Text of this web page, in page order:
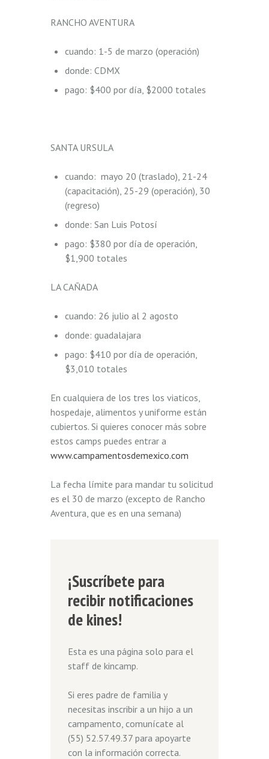
RANCHO AVENTURA
cuando: 1-5 de marzo (operación)
donde: CDMX
pago: $400 por día, $2000 totales
SANTA URSULA
cuando: mayo 20 (traslado), 21-24
(capacitación), 25-29 (operación), 30
(regreso)
donde: San Luis Potosí
pago: $380 por día de operación,
$1,900 totales
LA CAÑADA
cuando: 26 julio al 2 agosto
donde: guadalajara
pago: $410 por día de operación,
$3,010 totales
En cualquiera de los tres los viaticos,
hospedaje, alimentos y uniforme están
cubiertos. Si quieres conocer más sobre
estos camps puedes entrar a
www.campamentosdemexico.com
La fecha límite para mandar tu solicitud
es el 30 de marzo (excepto de Rancho
Aventura, que es en una semana)
¡Suscríbete para
recibir notificaciones
de kines!
Esta es una página solo para el
staff de kincamp.
Si eres padre de familia y
necesitas inscribir a un hijo a un
campamento, comunícate al
(55) 52.57.49.37 para apoyarte
con la información correcta.